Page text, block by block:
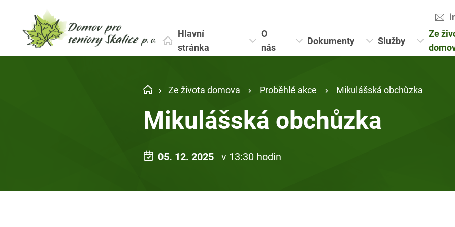
Hlavní
stránka
O
nás
Dokumenty Služby
Ze
Ze života domova Proběhlé akce Mikulášská obchůzka
Mikulášská obchůzka
05. 12. 2025 v 13:30 hodin